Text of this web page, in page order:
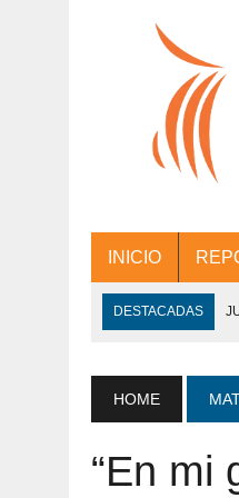
INICIO
DESTACADAS
JULIO 30, 2026 |
JULIO 30, 2026
HOME
“En mi